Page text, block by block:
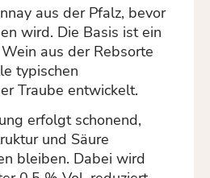
aus der Pfalz, bevor
wird. Die Basis ist ein
aus der Rebsorte
typischen
Traube entwickelt.
erfolgt schonend,
und Säure
bleiben. Dabei wird